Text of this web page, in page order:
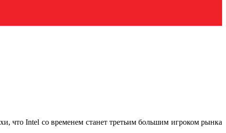
что Intel со временем станет третьим большим игроком рынка